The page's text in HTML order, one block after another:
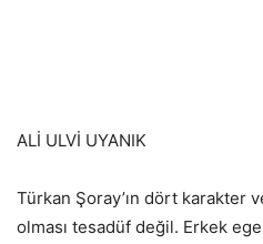
ALİ ULVİ UYANIK
Türkan Şoray’ın dört karakter
olması tesadüf değil. Erkek